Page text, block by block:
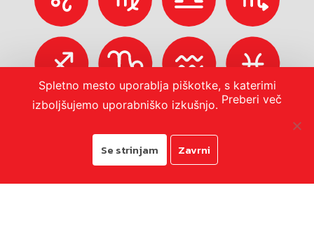
© 2026 Mestna občina Koper
Spletno mesto uporablja piškotke, s katerimi
izboljšujemo uporabniško izkušnjo. Preberi več
Se strinjam Zavrni